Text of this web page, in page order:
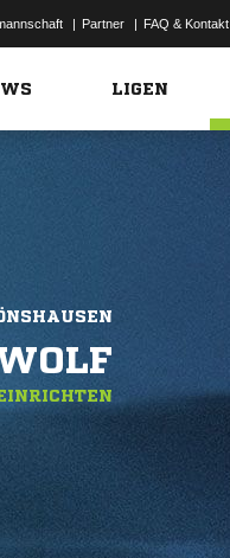
| Partner | FAQ & Kontakt
LIGEN